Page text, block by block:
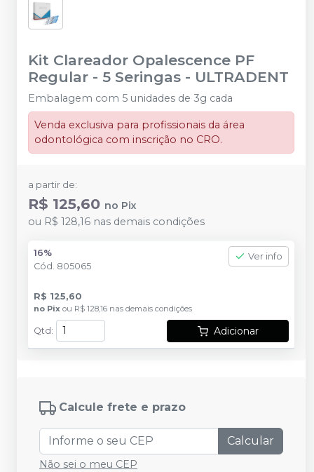
Kit Clareador Opalescence PF
Regular - 5 Seringas - ULTRADENT
Embalagem com 5 unidades de 3g cada
Venda exclusiva para profissionais da área
odontológica com inscrição no CRO.
a partir de:
R$ 125,60 no Pix
ou R$ 128,16 nas demais condições
16%
Cód. 805065
Ver info
R$ 125,60
no Pix ou R$ 128,16 nas demais condições
Qtd : Adicionar
Calcule frete e prazo
Calcular
Não sei o meu CEP